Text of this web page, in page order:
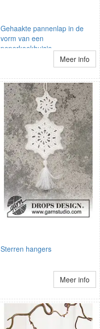
Gehaakte pannenlap in de
vorm van een
peperkoekhuisje
Meer info
Sterren hangers
Meer info